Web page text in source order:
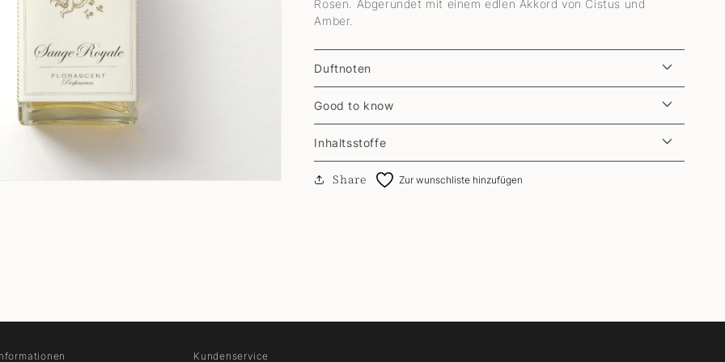
Rosen. Abgerundet mit einem edlen Akkord von Cistus und
Amber.
Duftnoten
Good to know
Inhaltsstoffe
Share Zur wunschliste hinzufügen
Kundenservice